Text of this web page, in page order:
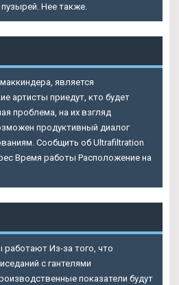
Нее также.
является
артисты приедут, кто будет
проблема, на их взгляд
продуктивный диалог
Сообщить об Ultrafiltration
Время работы Расположение на
Из-за того, что
с гантелями
показатели будут